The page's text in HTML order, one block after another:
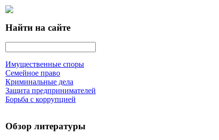
Найти на сайте
Имущественные споры
Семейное право
Криминальные дела
Защита предпринимателей
Борьба с коррупцией
Обзор литературы